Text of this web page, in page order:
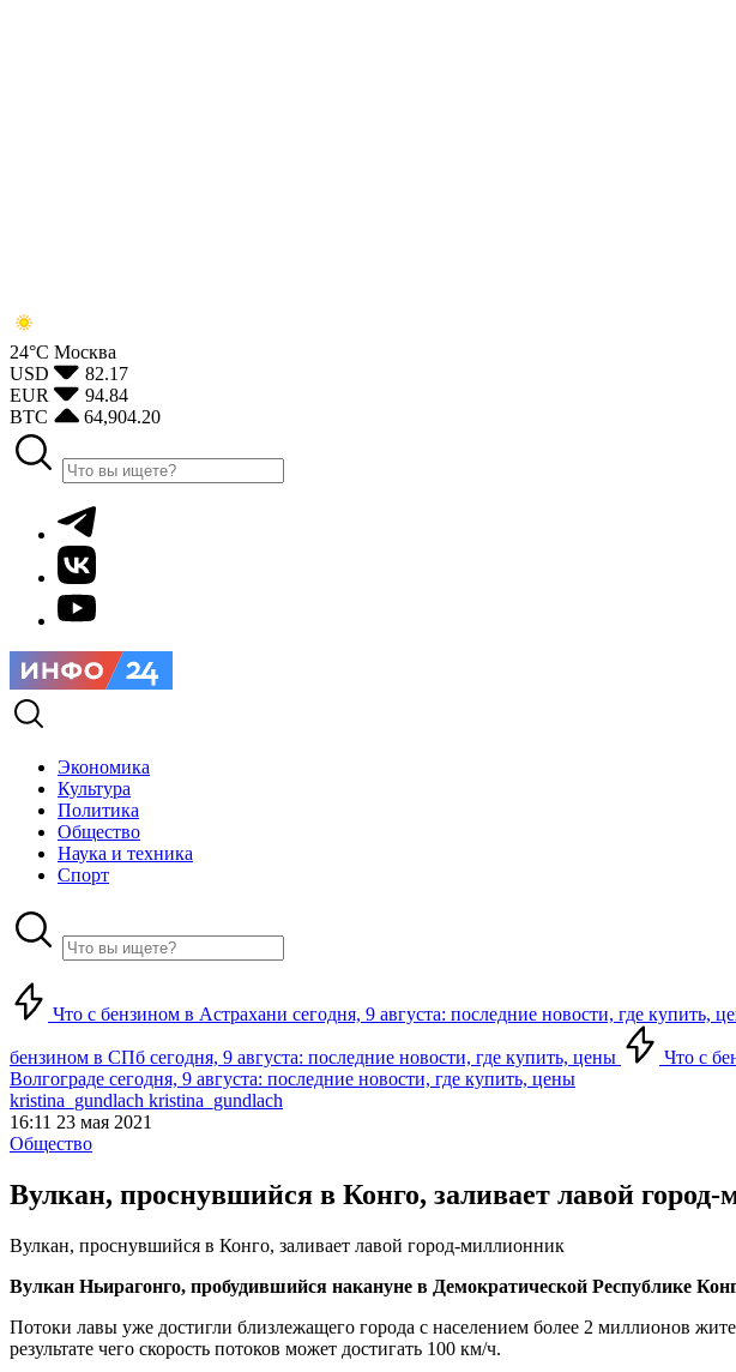
24°С Москва
USD
82.17
EUR
94.84
BTC
64,904.20
Экономика
Культура
Политика
Общество
Наука и техника
Спорт
Что с бензином в Астрахани сегодня, 9 августа: последние новости, где купить,
бензином в СПб сегодня, 9 августа: последние новости, где купить, цены Что с
Волгограде сегодня, 9 августа: последние новости, где купить, цены
kristina_gundlach kristina_gundlach
16:11 23 мая 2021
Общество
Вулкан, проснувшийся в Конго, заливает лавой
Вулкан, проснувшийся в Конго, заливает лавой город-миллионник
Вулкан Ньирагонго, пробудившийся накануне в Демократической Республике
Потоки лавы уже достигли близлежащего города с населением более 2 миллионов
результате чего скорость потоков может достигать 100 км/ч.